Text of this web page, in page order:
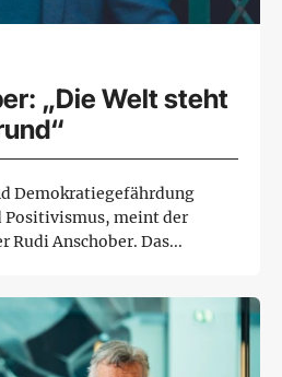
„Die Welt steht
Demokratiegefährdung
Positivismus, meint der
Anschober. Das...